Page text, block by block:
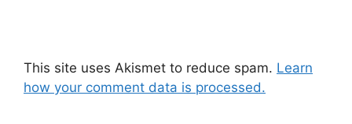
This site uses Akismet to reduce spam. Learn
how your comment data is processed.